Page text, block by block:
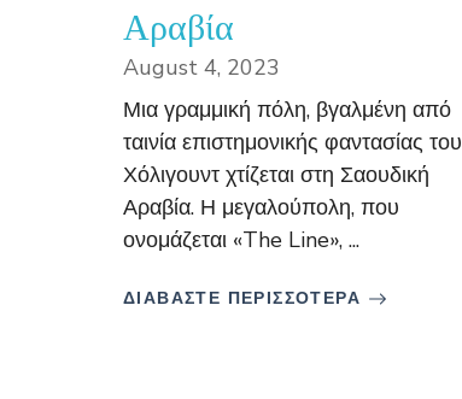
Αραβία
August 4, 2023
Μια γραμμική πόλη, βγαλμένη από
ταινία επιστημονικής φαντασίας του
Χόλιγουντ χτίζεται στη Σαουδική
Αραβία. Η μεγαλούπολη, που
ονομάζεται «The Line», ...
ΔΙΑΒΑΣΤΕ ΠΕΡΙΣΣΟΤΕΡΑ